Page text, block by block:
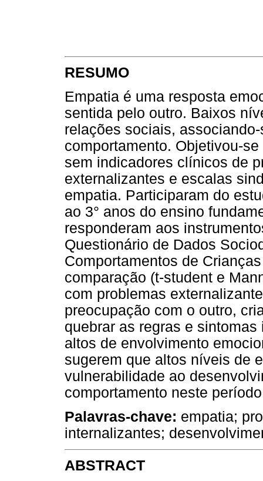
RESUMO
Empatia é uma resposta
sentida pelo outro. Baixos
relações sociais,
comportamento. Objetivou-
sem indicadores clínicos de
externalizantes e escalas
empatia. Participaram do
ao 3° anos do ensino
responderam aos
Questionário de Dados
Comportamentos de
comparação (t-student e
com problemas
preocupação com o outro,
quebrar as regras e
altos de envolvimento
sugerem que altos níveis de
vulnerabilidade ao
comportamento neste
Palavras-chave: empatia;
internalizantes;
ABSTRACT